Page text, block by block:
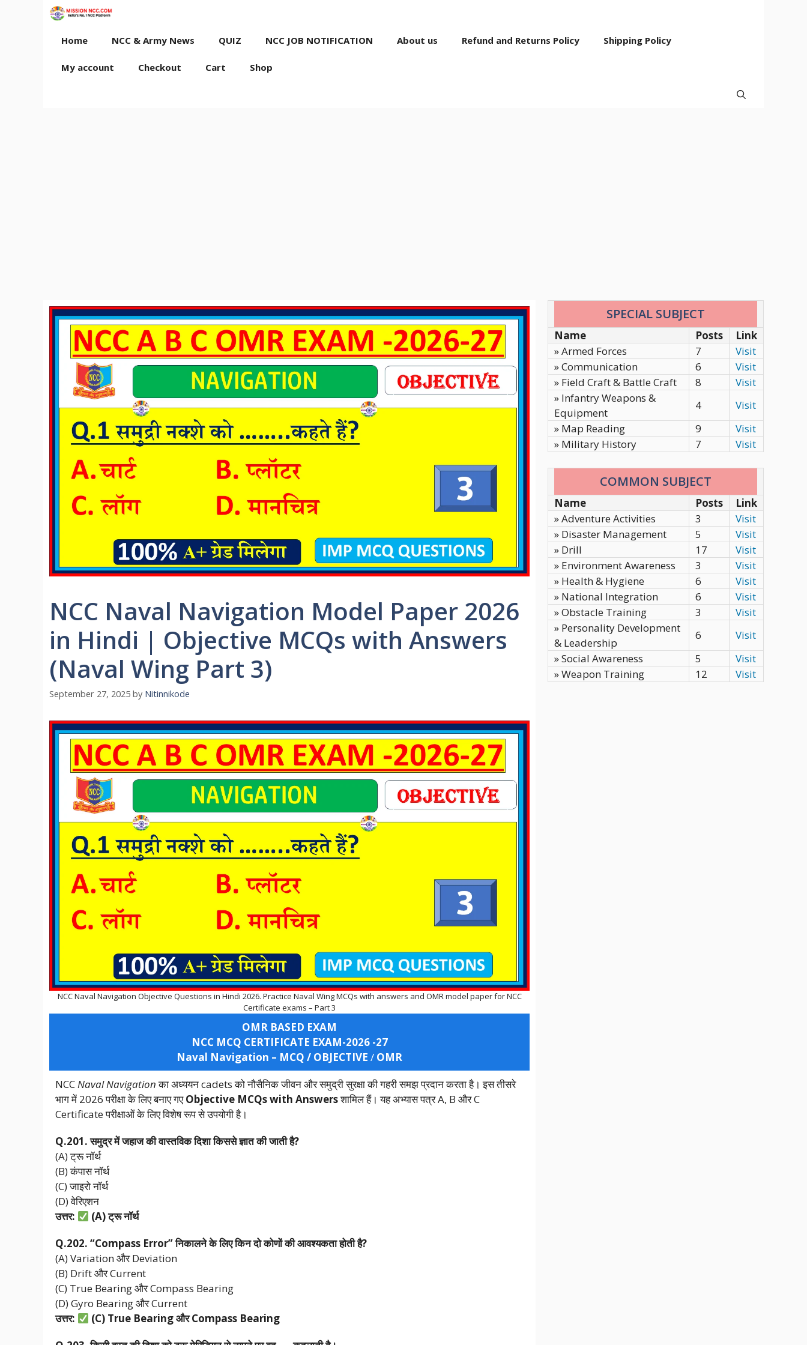
Home NCC & Army News QUIZ NCC JOB NOTIFICATION About us Refund and Returns Policy Shipping Policy
My account Checkout Cart Shop
NCC Naval Navigation Model Paper 2026
in Hindi | Objective MCQs with Answers
(Naval Wing Part 3)
September 27, 2025 by Nitinnikode
NCC Naval Navigation Objective Questions in Hindi 2026. Practice Naval Wing MCQs with answers and OMR model paper for NCC
Certificate exams – Part 3
OMR BASED EXAM
NCC MCQ CERTIFICATE EXAM-2026 -27
Naval Navigation – MCQ / OBJECTIVE / OMR
NCCNaval Navigationका अध्ययन cadets को नौसैनिक जीवन और समुद्री सुरक्षा की गहरी समझ प्रदान करता है। इस तीसरे
भाग में 2026 परीक्षा के लिए बनाए गएObjective MCQs with Answersशामिल हैं। यह अभ्यास पत्र A, B और C
Certificate परीक्षाओं के लिए विशेष रूप से उपयोगी है।
Q.201.समुद्रमेंजहाजकीवास्तविकदिशाकिससेज्ञातकीजातीहै?
(A) ट्रू नॉर्थ
(B) कंपास नॉर्थ
(C) जाइरो नॉर्थ
(D) वेरिएशन
उत्तर:
(A)ट्रूनॉर्थ
Q.202. “Compass Error”निकालनेकेलिएकिनदोकोणोंकीआवश्यकताहोतीहै?
(A) Variation और Deviation
(B) Drift और Current
(C) True Bearing और Compass Bearing
(D) Gyro Bearing और Current
उत्तर:
(C) True Bearingऔर Compass Bearing
SPECIAL SUBJECT
Name Posts
Link
» Armed Forces
7
Visit
» Communication
6
Visit
» Field Craft & Battle Craft
8
Visit
» Infantry Weapons &
Equipment
4
Visit
» Map Reading
9
Visit
» Military History
7 Visit
COMMON SUBJECT
Name Posts
Link
» Adventure Activities
3
Visit
» Disaster Management
5
Visit
» Drill
17
Visit
» Environment Awareness
3
Visit
» Health & Hygiene
6
Visit
» National Integration
6
Visit
» Obstacle Training
3
Visit
» Personality Development
& Leadership
6
Visit
» Social Awareness
5
Visit
» Weapon Training
12 Visit